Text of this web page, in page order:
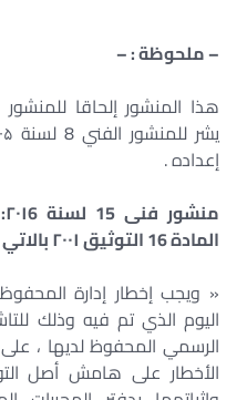
– ملحوظة : –
إعداده .
المادة 16 التوثيق ۲۰۰۱ بالاتي : –
« ويجب إخطار إدارة
اليوم الذي تم فيه وذلك
الرسمي المحفوظ لديها ، على
الأخطار على هامش أصل